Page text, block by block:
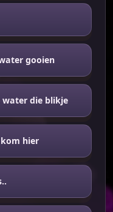
gooien
water die blikje
hier